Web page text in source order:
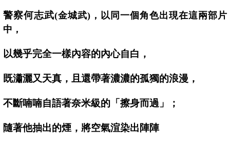
警察何志武(金城武)，以同一個角色出現在這兩部片
中，
以幾乎完全一樣內容的內心自白，
既瀟灑又天真，且還帶著濃濃的孤獨的浪漫，
不斷喃喃自語著奈米級的「擦身而過」；
隨著他抽出的煙，將空氣渲染出陣陣